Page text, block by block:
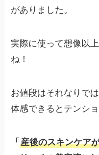
がありました。
実際に使って想像以
ね！
お値段はそれなりで
体感できるとテンシ
「産後のスキンケア